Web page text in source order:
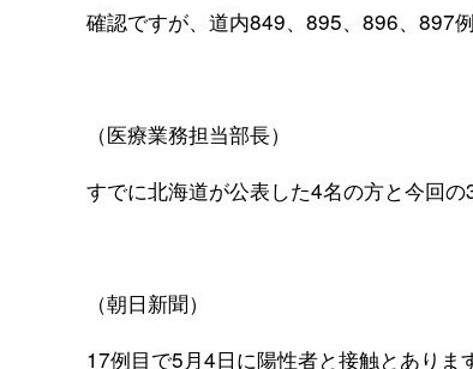
確認ですが、道内849、895、896、897
（医療業務担当部長）
すでに北海道が公表した4名の方と今回
（朝日新聞）
17例目で5月4日に陽性者と接触とあり